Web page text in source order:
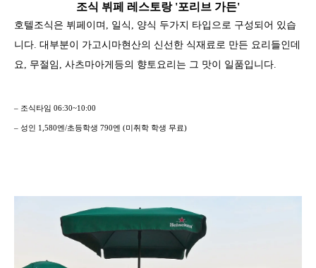
조식 뷔페 레스토랑 '포리브 가든'
호텔조식은 뷔페이며, 일식, 양식 두가지 타입으로 구성되어 있습
니다. 대부분이 가고시마현산의 신선한 식재료로 만든 요리들인데
요, 무절임, 사츠마아게등의 향토요리는 그 맛이 일품입니다.
– 조식타임 06:30~10:00
– 성인 1,580엔/초등학생 790엔 (미취학 학생 무료)